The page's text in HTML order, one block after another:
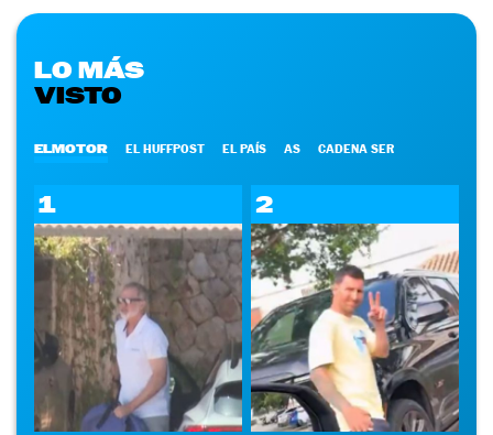
LO MÁS
VISTO
ELMOTOR EL HUFFPOST EL PAÍS AS CADENA SER
1 2